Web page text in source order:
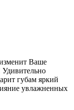
Ваше
Удивительно
губам яркий
увлажненных